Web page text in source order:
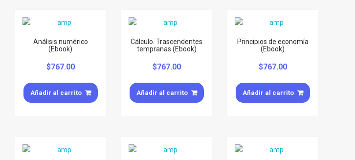
Análisis numérico
(Ebook)
$767.00
Añadir al carrito
Cálculo. Trascendentes
tempranas (Ebook)
$767.00
Añadir al carrito
Principios de economía
(Ebook)
$767.00
Añadir al carrito